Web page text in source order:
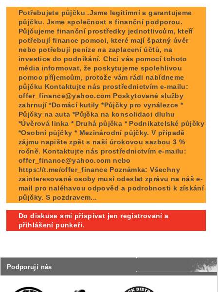
Podporují nás
Potřebujete půjčku .Jsme legitimní a garantujeme
půjčku. Jsme společnost s finanční podporou.
Půjčujeme finanční prostředky jednotlivcům, kteří
potřebují finance pomoci, které mají špatný úvěr
nebo potřebují peníze na zaplacení účtů, na
investice do podnikání. Chci vás pomocí tohoto
média informovat, že poskytujeme spolehlivou
pomoc příjemcům, protože vám rádi nabídneme
půjčku Kontaktujte nás prostřednictvím e-mailu:
offer_finance@yahoo.com Poskytované služby
zahrnují *Domácí kutily *Půjčky pro vynálezce *
Půjčky na auta *Půjčka na konsolidaci dluhu
*Úvěrová linka * Druhá půjčka * Podnikatelské půjčky
*Osobní půjčky * Mezinárodní půjčky. V případě
zájmu napište zpět s naší úrokovou sazbou 3 %
ročně. Kontaktujte nás prostřednictvím e-mailu:
offer_finance@yahoo.com nebo
https://t.me/offer_finance Poznámka: Všechny
zainteresované osoby musí odeslat zprávu na náš e-
mail pro naléhavou odpověď a podrobnosti k získání
půjčky. S pozdravem...
Do diskuse smí přispívat jen registrovaní a
přihlášení punkeři.